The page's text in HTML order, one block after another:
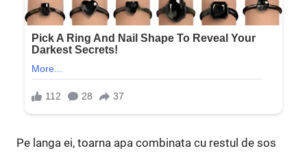
Pe langa ei, toarna apa combinata cu restul de sos